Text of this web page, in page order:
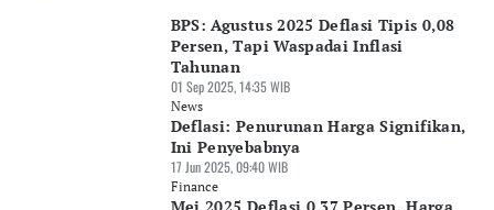
BPS: Agustus 2025 Deflasi Tipis 0,08
Persen, Tapi Waspadai Inflasi
Tahunan
01 Sep 2025, 14:35 WIB
News
Deflasi: Penurunan Harga Signifikan,
Ini Penyebabnya
17 Jun 2025, 09:40 WIB
Finance